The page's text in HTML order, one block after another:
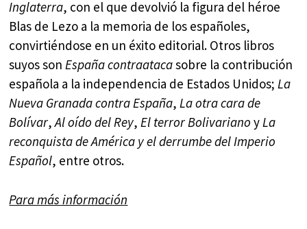
Inglaterra, con el que devolvió la figura del héroe
Blas de Lezo a la memoria de los españoles,
convirtiéndose en un éxito editorial. Otros libros
suyos sonEspaña contraatacasobre la contribución
española a la independencia de Estados Unidos;La
Nueva Granada contra España,La otra cara de
Bolívar,Al oído del Rey,El terror Bolivariano yLa
reconquista de América y el derrumbe del Imperio
Español, entre otros.
Para más información